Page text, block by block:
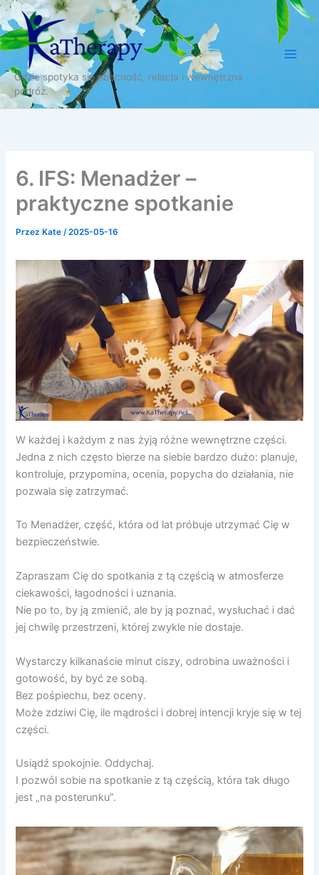
Przejdź
do
treści
Gdzie spotyka się obecność, relacja i wewnętrzna
podróż.
6. IFS: Menadżer –
praktyczne spotkanie
Przez Kate/2025-05-16
W każdej i każdym z nas żyją różne wewnętrzne części.
Jedna z nich często bierze na siebie bardzo dużo: planuje,
kontroluje, przypomina, ocenia, popycha do działania, nie
pozwala się zatrzymać.
To Menadżer, część, która od lat próbuje utrzymać Cię w
bezpieczeństwie.
Zapraszam Cię do spotkania z tą częścią w atmosferze
ciekawości, łagodności i uznania.
Nie po to, by ją zmienić, ale by ją poznać, wysłuchać i dać
jej chwilę przestrzeni, której zwykle nie dostaje.
Wystarczy kilkanaście minut ciszy, odrobina uważności i
gotowość, by być ze sobą.
Bez pośpiechu, bez oceny.
Może zdziwi Cię, ile mądrości i dobrej intencji kryje się w tej
części.
Usiądź spokojnie. Oddychaj.
I pozwól sobie na spotkanie z tą częścią, która tak długo
jest „na posterunku”.